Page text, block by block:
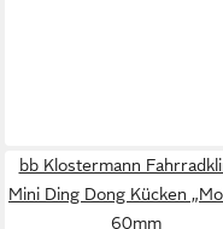
bb Klostermann
Mini Ding Dong Kücken
60mm